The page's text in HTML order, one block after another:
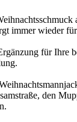
immer wieder
für Ihre
den